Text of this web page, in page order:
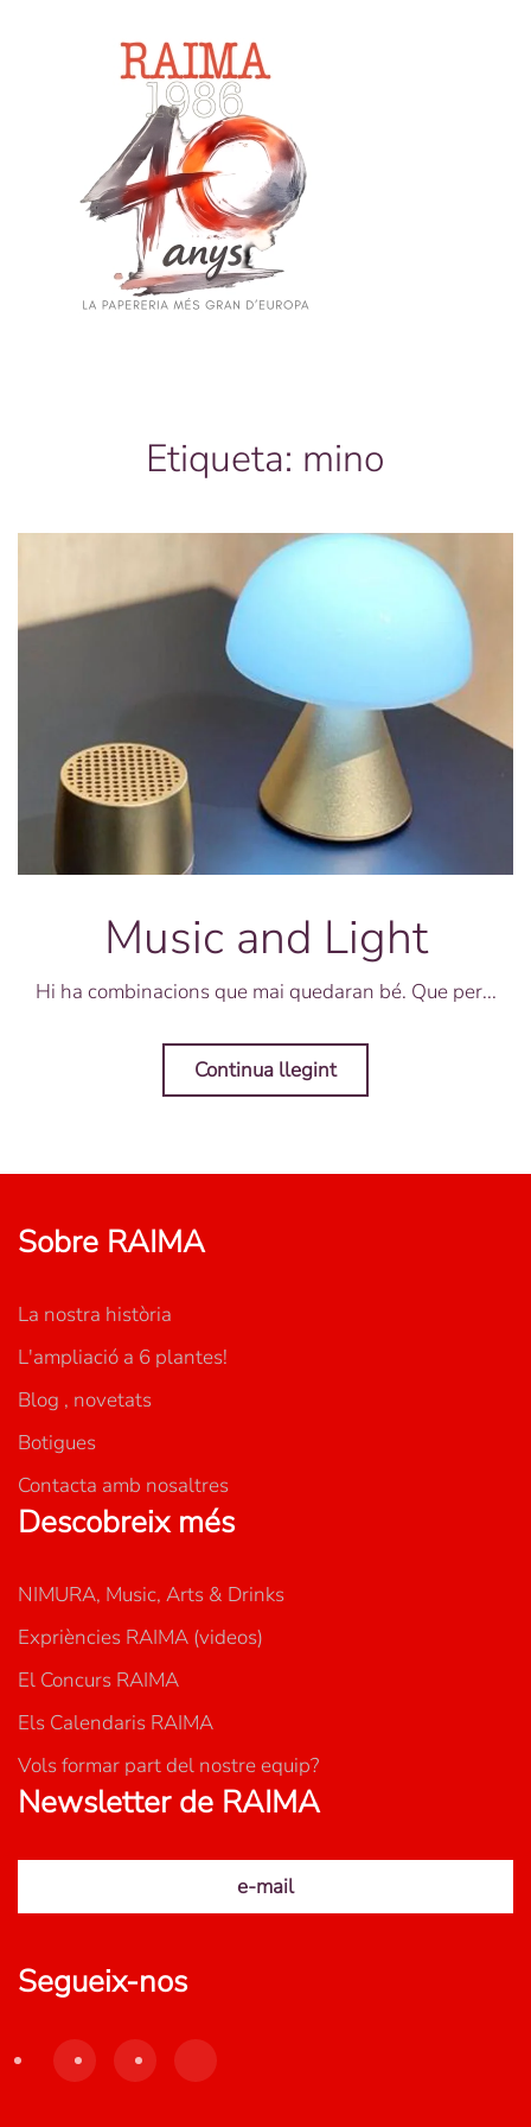
Etiqueta: mino
Music and Light
Hi ha combinacions que mai quedaran bé. Que per...
Continua llegint
Sobre RAIMA
La nostra història
L'ampliació a 6 plantes!
Blog , novetats
Botigues
Contacta amb nosaltres
Descobreix més
NIMURA, Music, Arts & Drinks
Expriències RAIMA (videos)
El Concurs RAIMA
Els Calendaris RAIMA
Vols formar part del nostre equip?
Newsletter de RAIMA
e-mail
Segueix-nos